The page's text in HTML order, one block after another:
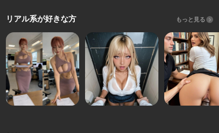
リアル系が好きな方 もっと見る